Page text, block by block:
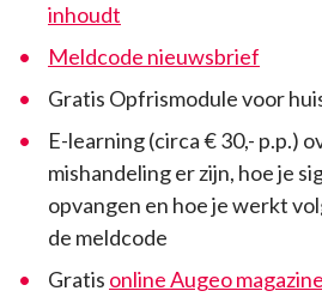
inhoudt
Meldcode nieuwsbrief
Gratis Opfrismodule voor
E-learning (circa € 30,- p.p.)
mishandeling er zijn, hoe je
opvangen en hoe je werkt
de meldcode
Gratis online Augeo magazine